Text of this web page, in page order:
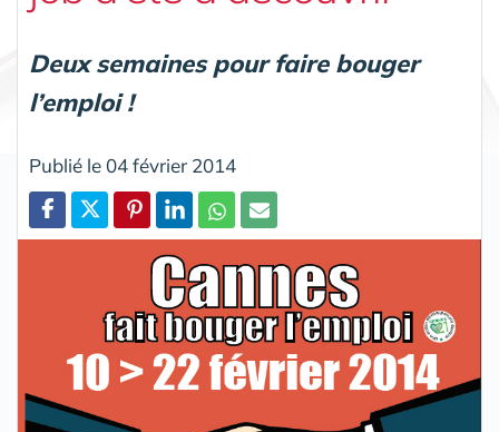
Deux semaines pour faire bouger
l’emploi !
Publié le 04 février 2014
Partager